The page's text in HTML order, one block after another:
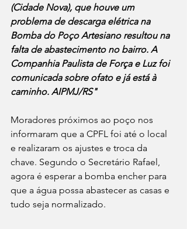
(Cidade Nova), que houve um
problema de descarga elétrica na
Bomba do Poço Artesiano resultou na
falta de abastecimento no bairro. A
Companhia Paulista de Força e Luz foi
comunicada sobre ofato e já está à
caminho. AIPMJ/RS"
Moradores próximos ao poço nos
informaram que a CPFL foi até o local
e realizaram os ajustes e troca da
chave. Segundo o Secretário Rafael,
agora é esperar a bomba encher para
que a água possa abastecer as casas e
tudo seja normalizado.